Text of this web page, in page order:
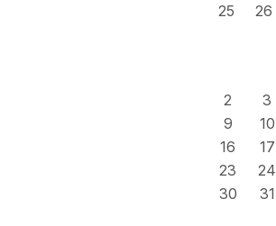
25
26
2
3
9
10
16
17
23
24
30
31